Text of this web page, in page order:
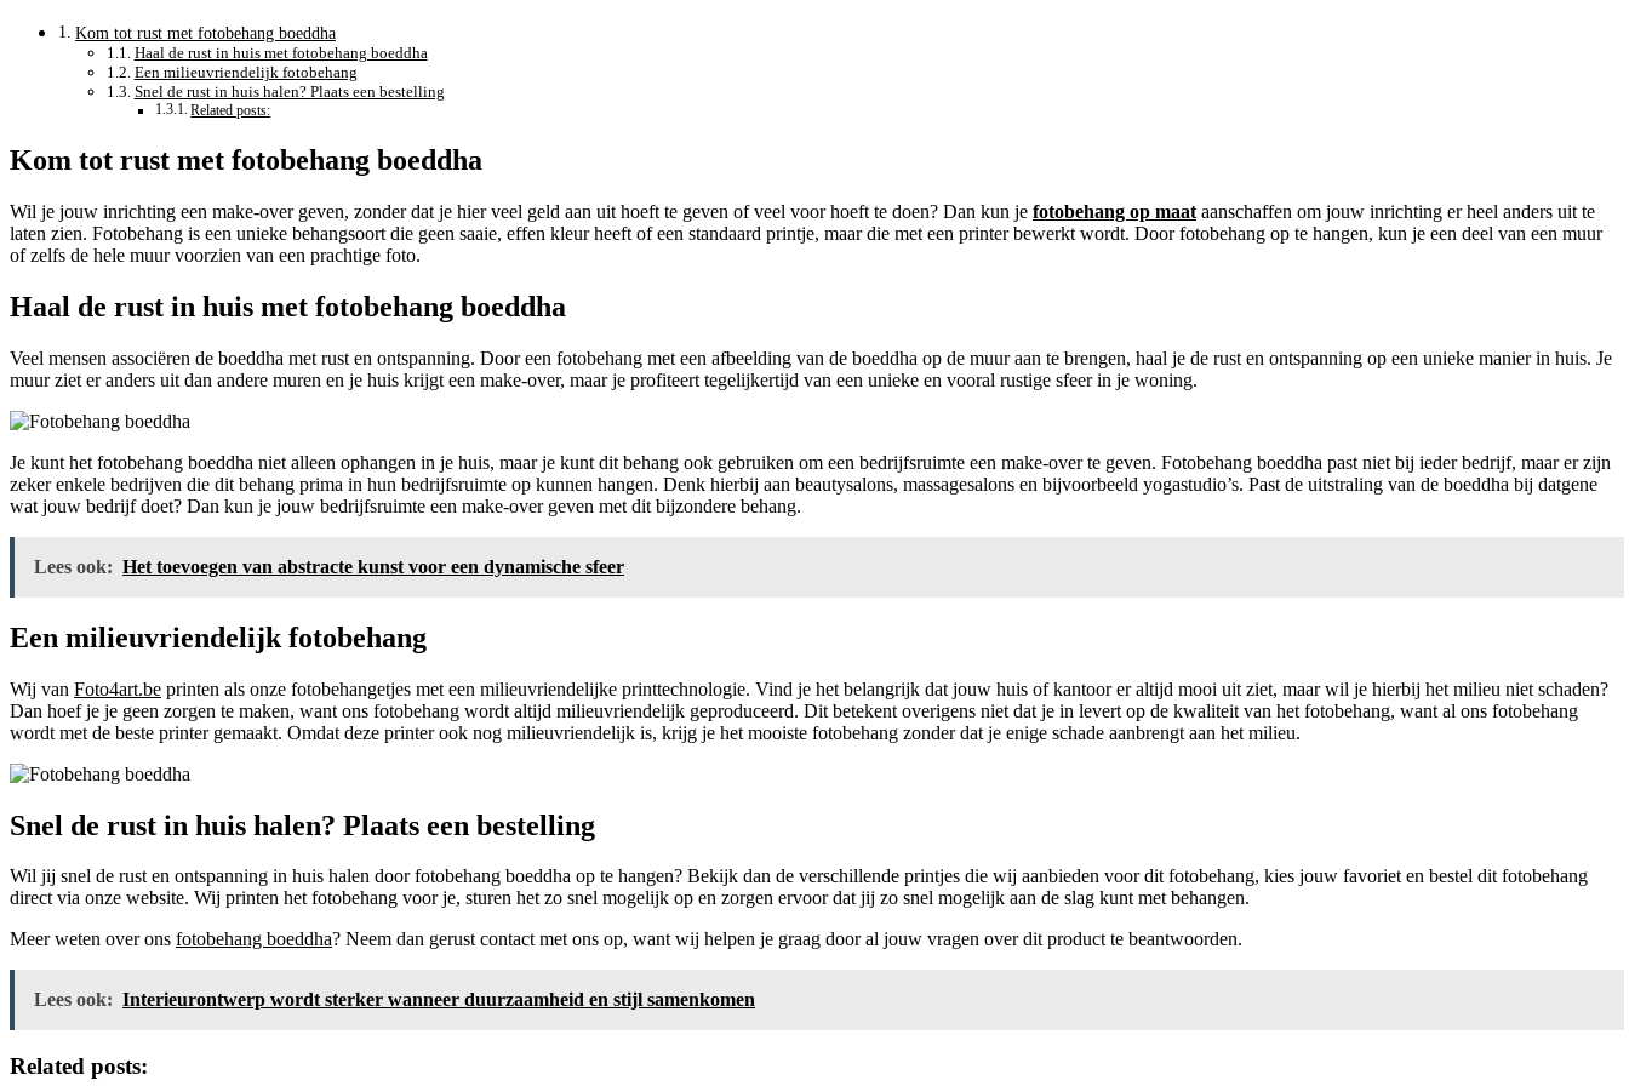
Kom tot rust met fotobehang boeddha
Haal de rust in huis met fotobehang boeddha
Een milieuvriendelijk fotobehang
Snel de rust in huis halen? Plaats een bestelling
Related posts:
Kom tot rust met fotobehang boeddha
Wil je jouw inrichting een make-over geven, zonder dat je hier veel geld aan uit hoeft te geven of veel voor hoeft te doen? Dan kun je fotobehang op maat aanschaffen om jouw inrichting er heel anders uit te
laten zien. Fotobehang is een unieke behangsoort die geen saaie, effen kleur heeft of een standaard printje, maar die met een printer bewerkt wordt. Door fotobehang op te hangen, kun je een deel van een muur
of zelfs de hele muur voorzien van een prachtige foto.
Haal de rust in huis met fotobehang boeddha
Veel mensen associëren de boeddha met rust en ontspanning. Door een fotobehang met een afbeelding van de boeddha op de muur aan te brengen, haal je de rust en ontspanning op een unieke manier in huis. Je
muur ziet er anders uit dan andere muren en je huis krijgt een make-over, maar je profiteert tegelijkertijd van een unieke en vooral rustige sfeer in je woning.
Je kunt het fotobehang boeddha niet alleen ophangen in je huis, maar je kunt dit behang ook gebruiken om een bedrijfsruimte een make-over te geven. Fotobehang boeddha past niet bij ieder bedrijf, maar er zijn
zeker enkele bedrijven die dit behang prima in hun bedrijfsruimte op kunnen hangen. Denk hierbij aan beautysalons, massagesalons en bijvoorbeeld yogastudio’s. Past de uitstraling van de boeddha bij datgene
wat jouw bedrijf doet? Dan kun je jouw bedrijfsruimte een make-over geven met dit bijzondere behang.
Lees ook: Het toevoegen van abstracte kunst voor een dynamische sfeer
Een milieuvriendelijk fotobehang
Wij van Foto4art.be printen als onze fotobehangetjes met een milieuvriendelijke printtechnologie. Vind je het belangrijk dat jouw huis of kantoor er altijd mooi uit ziet, maar wil je hierbij het milieu niet schaden?
Dan hoef je je geen zorgen te maken, want ons fotobehang wordt altijd milieuvriendelijk geproduceerd. Dit betekent overigens niet dat je in levert op de kwaliteit van het fotobehang, want al ons fotobehang
wordt met de beste printer gemaakt. Omdat deze printer ook nog milieuvriendelijk is, krijg je het mooiste fotobehang zonder dat je enige schade aanbrengt aan het milieu.
Snel de rust in huis halen? Plaats een bestelling
Wil jij snel de rust en ontspanning in huis halen door fotobehang boeddha op te hangen? Bekijk dan de verschillende printjes die wij aanbieden voor dit fotobehang, kies jouw favoriet en bestel dit fotobehang
direct via onze website. Wij printen het fotobehang voor je, sturen het zo snel mogelijk op en zorgen ervoor dat jij zo snel mogelijk aan de slag kunt met behangen.
Meer weten over ons fotobehang boeddha? Neem dan gerust contact met ons op, want wij helpen je graag door al jouw vragen over dit product te beantwoorden.
Lees ook: Interieurontwerp wordt sterker wanneer duurzaamheid en stijl samenkomen
Related posts: